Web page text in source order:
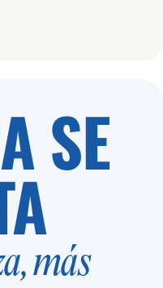
SE
más